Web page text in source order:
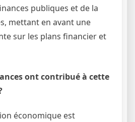
publiques et de la
mettant en avant une
sur les plans financier et
ont contribué à cette
économique est